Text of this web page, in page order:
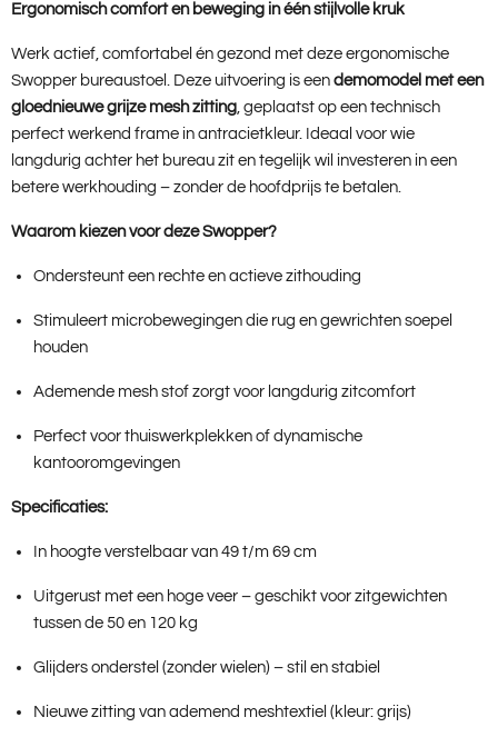
Ergonomisch comfort en beweging in één stijlvolle kruk
Werk actief, comfortabel én gezond met deze ergonomische
Swopper bureaustoel. Deze uitvoering is een demomodel met een
gloednieuwe grijze mesh zitting, geplaatst op een technisch
perfect werkend frame in antracietkleur. Ideaal voor wie
langdurig achter het bureau zit en tegelijk wil investeren in een
betere werkhouding – zonder de hoofdprijs te betalen.
Waarom kiezen voor deze Swopper?
Ondersteunt een rechte en actieve zithouding
Stimuleert microbewegingen die rug en gewrichten soepel
houden
Ademende mesh stof zorgt voor langdurig zitcomfort
Perfect voor thuiswerkplekken of dynamische
kantooromgevingen
Specificaties:
In hoogte verstelbaar van 49 t/m 69 cm
Uitgerust met een hoge veer – geschikt voor zitgewichten
tussen de 50 en 120 kg
Glijders onderstel (zonder wielen) – stil en stabiel
Nieuwe zitting van ademend meshtextiel (kleur: grijs)